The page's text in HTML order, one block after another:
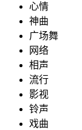
心情
神曲
广场舞
网络
相声
流行
影视
铃声
戏曲